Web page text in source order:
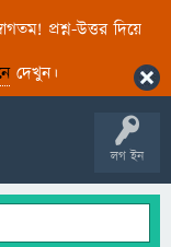
প্রশ্ন-উত্তর দিয়ে
দেখুন।
লগ ইন